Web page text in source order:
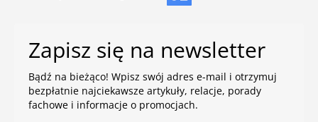
Zapisz się na newsletter
Bądź na bieżąco! Wpisz swój adres e-mail i otrzymuj
bezpłatnie najciekawsze artykuły, relacje, porady
fachowe i informacje o promocjach.